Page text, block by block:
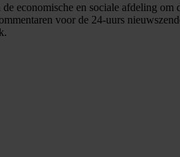
economische en sociale afdeling
voor de 24-uurs